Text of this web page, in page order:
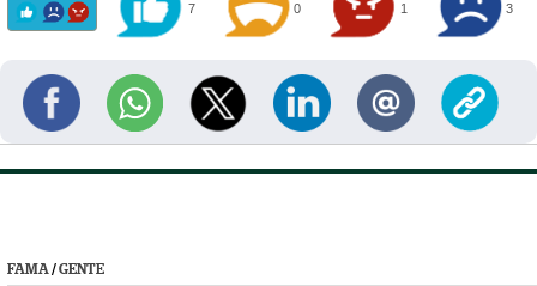
7 0 1 3
FAMA /GENTE